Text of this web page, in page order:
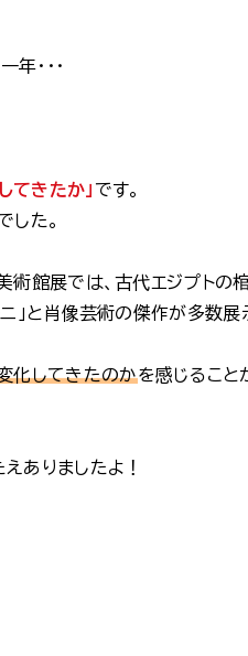
・・・
てきたか」 です。
た。
術館展では、古代エジプトの
」と肖像芸術の傑作が多数展
化してきたのかを感じること
ありましたよ！